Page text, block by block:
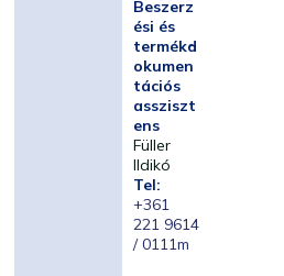
Beszerz
ési és
termékd
okumen
tációs
assziszt
ens
Füller
Ildikó
Tel:
+361
221 9614
/ 0111m